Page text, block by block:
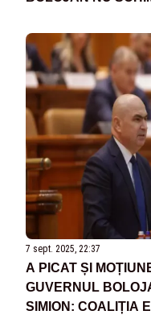
7 sept. 2025, 22:37
A PICAT ȘI
GUVERNUL
SIMION: COALIȚIA